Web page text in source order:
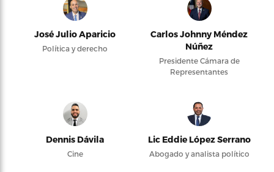
José Julio Aparicio
Política y derecho
Carlos Johnny Méndez
Núñez
Presidente Cámara de
Representantes
Dennis Dávila
Cine
Lic Eddie López Serrano
Abogado y analista político